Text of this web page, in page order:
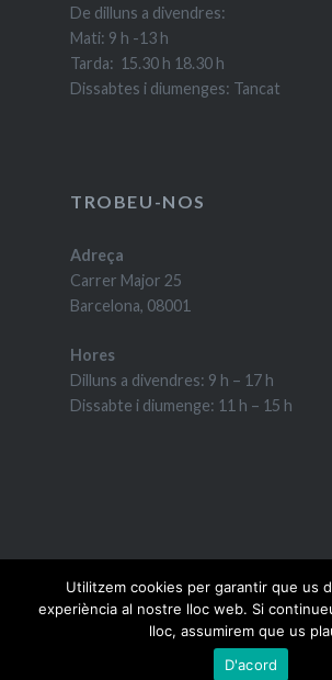
De dilluns a divendres:
Mati: 9 h -13 h
Tarda: 15.30 h 18.30 h
Dissabtes i diumenges: Tancat
TROBEU-NOS
Adreça
Carrer Major 25
Barcelona, 08001
Hores
Dilluns a divendres: 9 h – 17 h
Dissabte i diumenge: 11 h – 15 h
Gràcies al WordPress. |Tema:
WordPress.com
Utilitzem cookies per garantir que us
experiència al nostre lloc web. Si
lloc, assumirem que us
D'acord